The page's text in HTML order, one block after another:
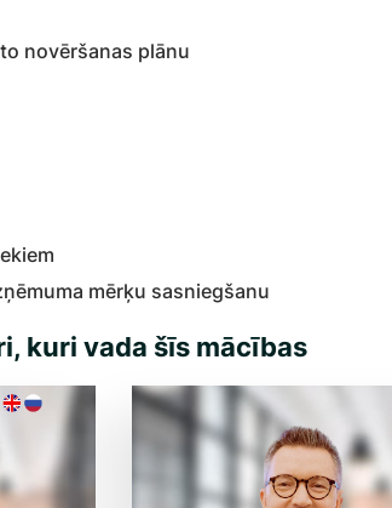
novēršanas plānu
mērķu sasniegšanu
kuri vada šīs mācības